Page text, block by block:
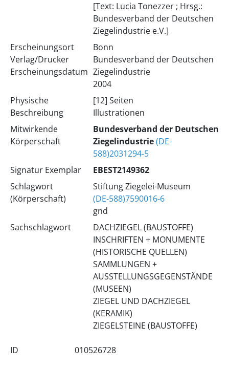
[Text: Lucia Tonezzer ; Hrsg.:
Bundesverband der Deutschen
Ziegelindustrie e.V.]
Erscheinungsort
Verlag/Drucker
Erscheinungsdatum
Bonn
Bundesverband der Deutschen
Ziegelindustrie
2004
Physische
Beschreibung
[12] Seiten
Illustrationen
Mitwirkende
Körperschaft
Bundesverband der Deutschen
Ziegelindustrie(DE-
588)2031294-5
Signatur Exemplar
EBEST2149362
Schlagwort
(Körperschaft)
Stiftung Ziegelei-Museum
(DE-588)7590016-6
gnd
Sachschlagwort
DACHZIEGEL (BAUSTOFFE)
INSCHRIFTEN + MONUMENTE
(HISTORISCHE QUELLEN)
SAMMLUNGEN +
AUSSTELLUNGSGEGENSTÄNDE
(MUSEEN)
ZIEGEL UND DACHZIEGEL
(KERAMIK)
ZIEGELSTEINE (BAUSTOFFE)
ID 010526728